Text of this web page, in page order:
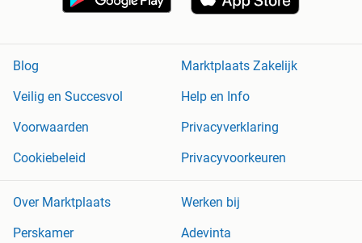
Blog
Marktplaats Zakelijk
Veilig en Succesvol
Help en Info
Voorwaarden
Privacyverklaring
Cookiebeleid
Privacyvoorkeuren
Over Marktplaats
Werken bij
Perskamer
Adevinta